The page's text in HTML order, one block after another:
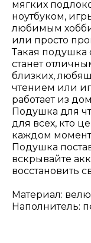
мягких
ноутбуком,
любимым
или просто
Такая подушка
станет
близких,
чтением или
работает из
Подушка для
для всех, кто
каждом
Подушка
вскрывайте
восстановить
Материал:
Наполнитель: